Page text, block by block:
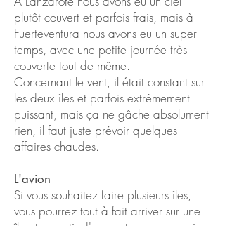
plutôt couvert et parfois frais, mais à
Fuerteventura nous avons eu un super
temps, avec une petite journée très
couverte tout de même.
Concernant le vent, il était constant sur
les deux îles et parfois extrêmement
puissant, mais ça ne gâche absolument
rien, il faut juste prévoir quelques
affaires chaudes.
L'avion
Si vous souhaitez faire plusieurs îles,
vous pourrez tout à fait arriver sur une